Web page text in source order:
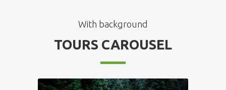
With background
TOURS CAROUSEL